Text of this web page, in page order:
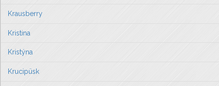
Krausberry
Kristina
Kristýna
Krucipüsk